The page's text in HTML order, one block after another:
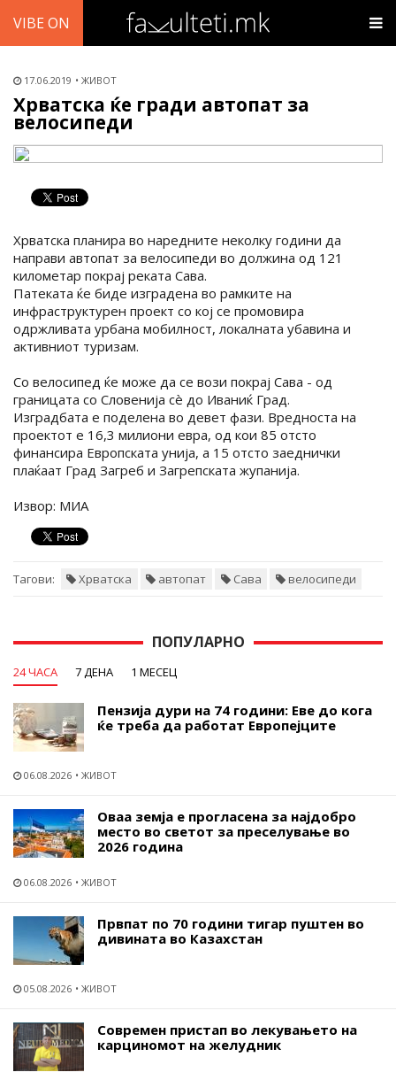
VIBE ON
17.06.2019 ЖИВОТ
Хрватска ќе гради автопат за
велосипеди
Хрватска планира во наредните неколку години да
направи автопат за велосипеди во должина од 121
километар покрај реката Сава.
Патеката ќе биде изградена во рамките на
инфраструктурен проект со кој се промовира
одржливата урбана мобилност, локалната убавина и
активниот туризам.
Со велосипед ќе може да се вози покрај Сава - од
границата со Словенија сè до Иваниќ Град.
Изградбата е поделена во девет фази. Вредноста на
проектот е 16,3 милиони евра, од кои 85 отсто
финансира Европската унија, а 15 отсто заеднички
плаќаат Град Загреб и Загрепската жупанија.
Извор: МИА
Тагови: Хрватска автопат Сава велосипеди
ПОПУЛАРНО
24 ЧАСА 7 ДЕНА 1 МЕСЕЦ
Пензија дури на 74 години: Еве до кога
ќе треба да работат Европејците
06.08.2026 ЖИВОТ
Оваа земја е прогласена за најдобро
место во светот за преселување во
2026 година
06.08.2026 ЖИВОТ
Првпат по 70 години тигар пуштен во
дивината во Казахстан
05.08.2026 ЖИВОТ
Современ пристап во лекувањето на
карциномот на желудник